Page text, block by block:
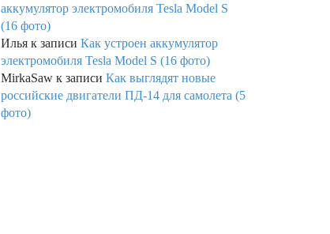
аккумулятор электромобиля Tesla Model S
(16 фото)
Илья к записи Как устроен аккумулятор
электромобиля Tesla Model S (16 фото)
MirkaSaw к записи Как выглядят новые
российские двигатели ПД-14 для самолета (5
фото)